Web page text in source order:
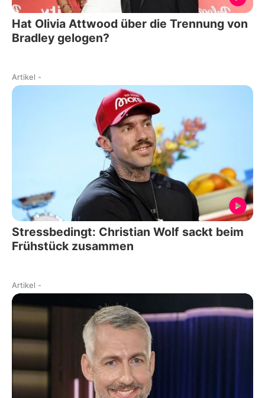
Hat Olivia Attwood über die Trennung von
Bradley gelogen?
Artikel -
Stressbedingt: Christian Wolf sackt beim
Frühstück zusammen
Artikel -